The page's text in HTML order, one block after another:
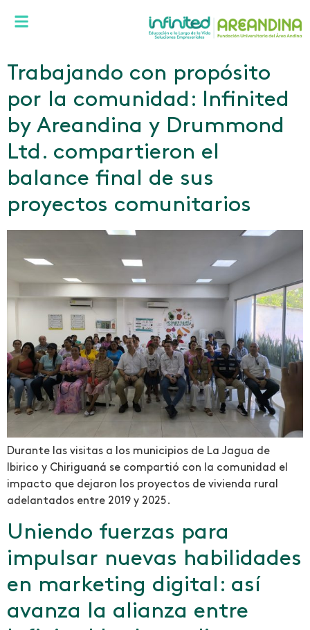
Trabajando con propósito
por la comunidad: Infinited
by Areandina y Drummond
Ltd. compartieron el
balance final de sus
proyectos comunitarios
Durante las visitas a los municipios de La Jagua de
Ibirico y Chiriguaná se compartió con la comunidad el
impacto que dejaron los proyectos de vivienda rural
adelantados entre 2019 y 2025.
Uniendo fuerzas para
impulsar nuevas habilidades
en marketing digital: así
avanza la alianza entre